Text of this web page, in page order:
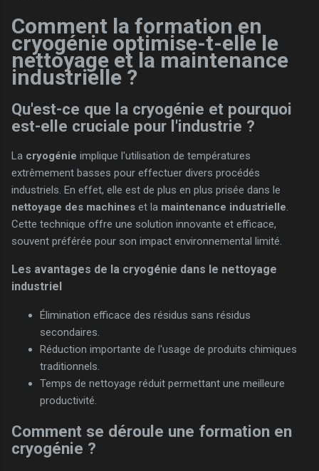
Comment la formation en
cryogénie optimise-t-elle le
nettoyage et la maintenance
industrielle ?
Qu'est-ce que la cryogénie et pourquoi
est-elle cruciale pour l'industrie ?
La cryogénie implique l'utilisation de températures
extrêmement basses pour effectuer divers procédés
industriels. En effet, elle est de plus en plus prisée dans le
nettoyage des machines et la maintenance industrielle.
Cette technique offre une solution innovante et efficace,
souvent préférée pour son impact environnemental limité.
Les avantages de la cryogénie dans le nettoyage
industriel
Élimination efficace des résidus sans résidus
secondaires.
Réduction importante de l'usage de produits chimiques
traditionnels.
Temps de nettoyage réduit permettant une meilleure
productivité.
Comment se déroule une formation en
cryogénie ?